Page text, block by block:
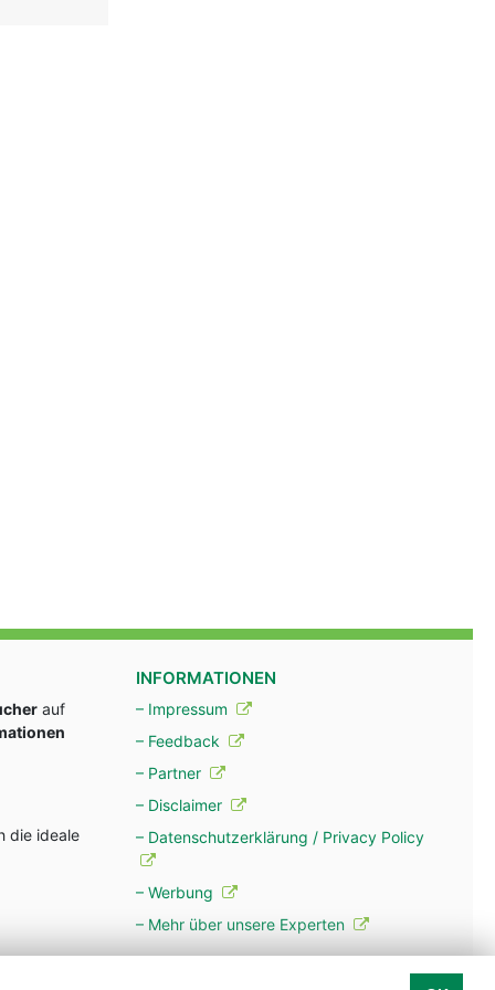
auf
die ideale
INFORMATIONEN
– Impressum
– Feedback
– Partner
– Disclaimer
– Datenschutzerklärung / Privacy Policy
– Werbung
– Mehr über unsere Experten